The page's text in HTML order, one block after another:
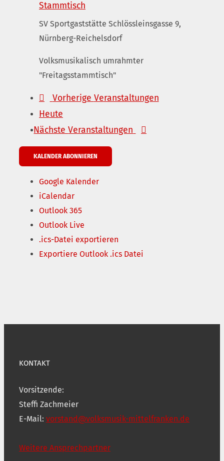
Stammtisch
SV Sportgaststätte Schlössleinsgasse 9,
Nürnberg-Reichelsdorf
Volksmusikalisch umrahmter
"Freitagsstammtisch"
Vorherige Veranstaltungen
Heute
NächsteVeranstaltungen
KALENDER ABONNIEREN
Google Kalender
iCalendar
Outlook 365
Outlook Live
.ics-Datei exportieren
Exportiere Outlook .ics Datei
KONTAKT
Vorsitzende:
Steffi Zachmeier
E-Mail: vorstand@volksmusik-mittelfranken.de
Weitere Ansprechpartner